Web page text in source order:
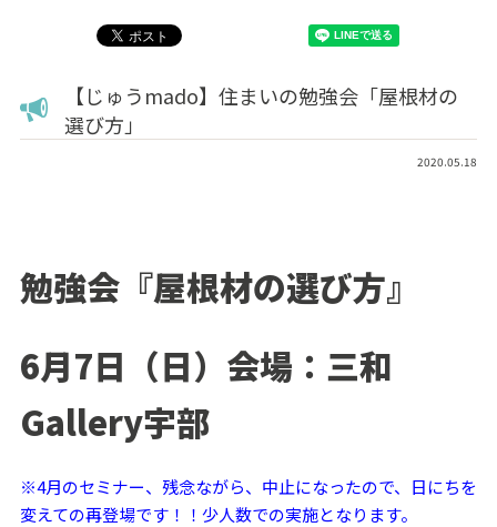
【じゅうmado】住まいの勉強会「屋根材の
選び方」
2020.05.18
勉強会『屋根材の選び方』
6月7日（日）会場：三和
Gallery宇部
※4月のセミナー、残念ながら、中止になったので、日にちを
変えての再登場です！！少人数での実施となります。